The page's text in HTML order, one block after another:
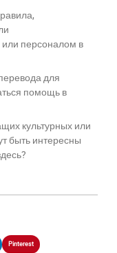
персоналом в
для
помощь в
культурных или
быть интересны
Pinterest